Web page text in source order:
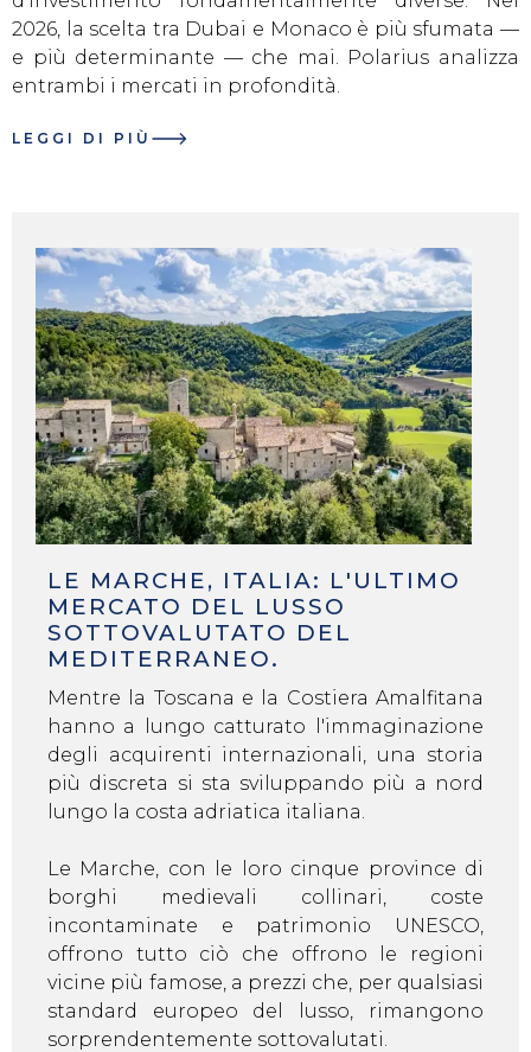
2026, la scelta tra Dubai e Monaco è più sfumata —
e più determinante — che mai. Polarius analizza
entrambi i mercati in profondità.
LEGGI DI PIÙ
LE MARCHE, ITALIA: L'ULTIMO
MERCATO DEL LUSSO
SOTTOVALUTATO DEL
MEDITERRANEO.
Mentre la Toscana e la Costiera Amalfitana
hanno a lungo catturato l'immaginazione
degli acquirenti internazionali, una storia
più discreta si sta sviluppando più a nord
lungo la costa adriatica italiana.
Le Marche, con le loro cinque province di
borghi medievali collinari, coste
incontaminate e patrimonio UNESCO,
offrono tutto ciò che offrono le regioni
vicine più famose, a prezzi che, per qualsiasi
standard europeo del lusso, rimangono
sorprendentemente sottovalutati.